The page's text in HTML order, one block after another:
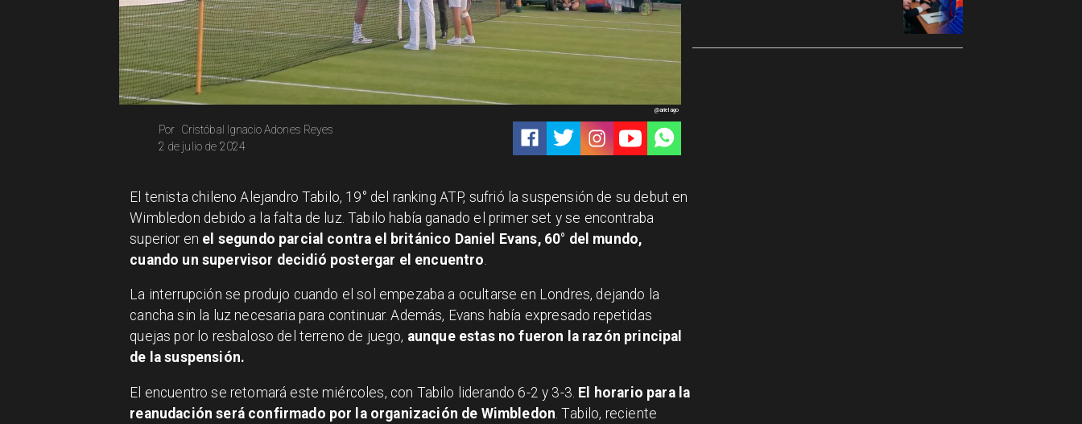
Cristóbal Ignacio Adones Reyes
Por
2 de julio de 2024
@arielago
El tenista chileno Alejandro Tabilo, 19° del ranking ATP, sufrió la suspensión de su debut en
Wimbledon debido a la falta de luz. Tabilo había ganado el primer set y se encontraba
superior en el segundo parcial contra el británico Daniel Evans, 60° del mundo,
cuando un supervisor decidió postergar el encuentro
La interrupción se produjo cuando el sol empezaba a ocultarse en Londres, dejando la
cancha sin la luz necesaria para continuar. Además, Evans había expresado repetidas
quejas por lo resbaloso del terreno de juego, aunque estas no fueron la razón principal
de la suspensión.
El encuentro se retomará este miércoles, con Tabilo liderando 6-2 y 3-3. El horario para la
reanudación será confirmado por la organización de Wimbledon . Tabilo, reciente